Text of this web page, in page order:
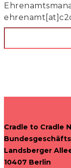
Cradle to Cradle
Landsberger
10407 Berlin